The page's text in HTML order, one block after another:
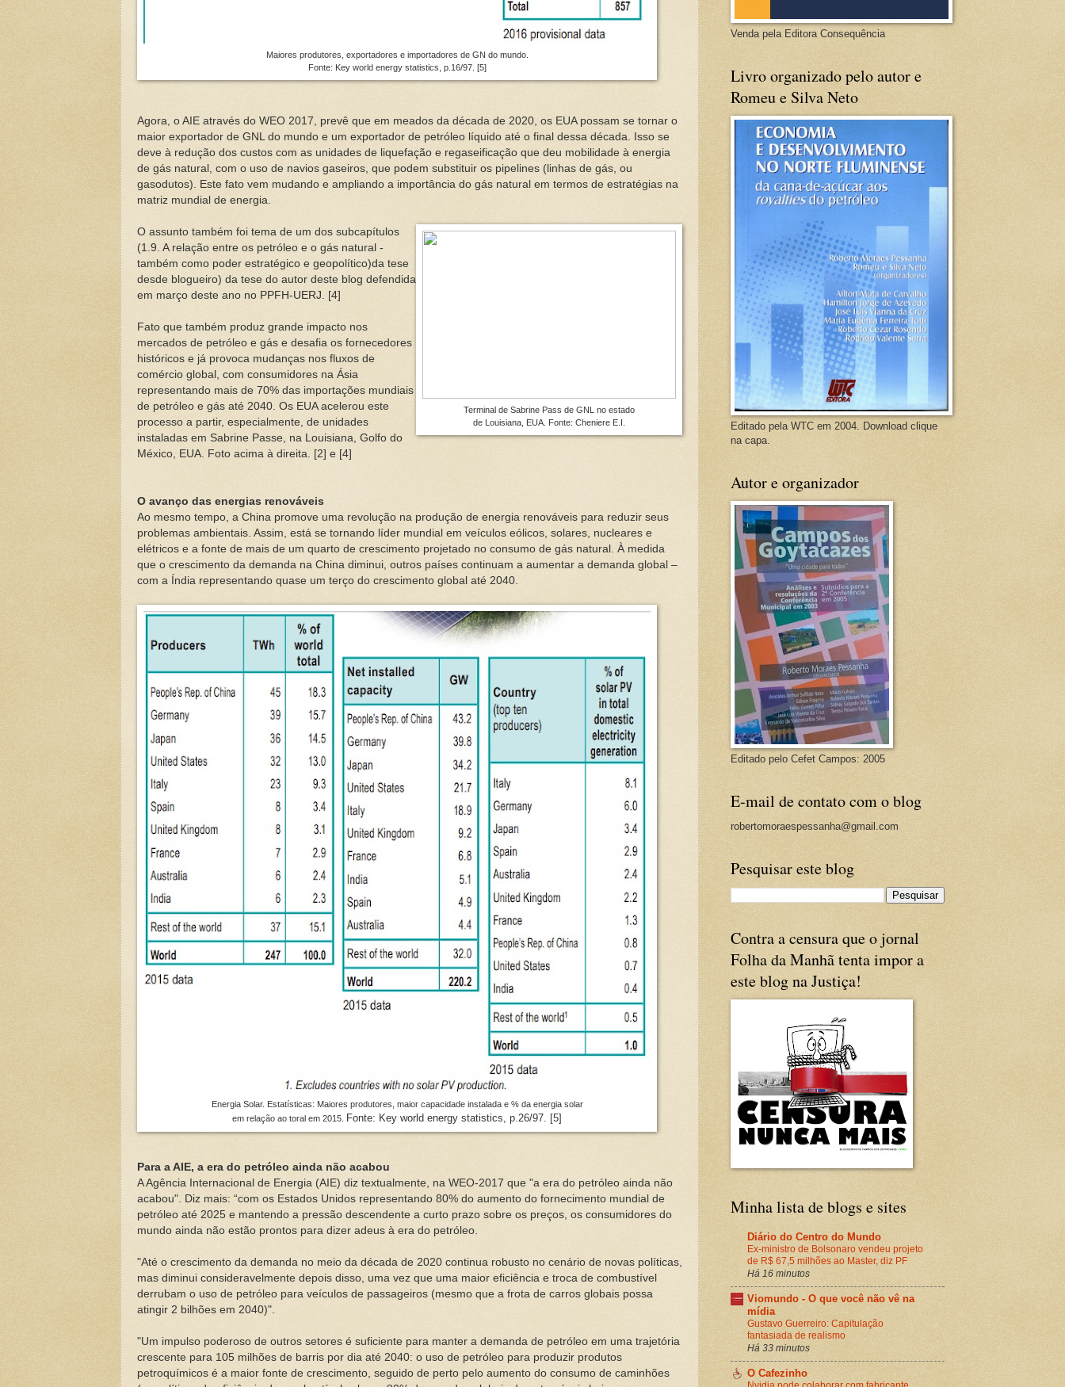
Maiores produtores, exportadores e importadores de GN do mundo.
Fonte: Key world energy statistics, p.16/97. [5]
Agora, o AIE através do WEO 2017, prevê que em meados da década de 2020, os EUA possam se tornar o
maior exportador de GNL do mundo e um exportador de petróleo líquido até o final dessa década. Isso se
deve à redução dos custos com as unidades de liquefação e regaseificação que deu mobilidade à energia
de gás natural, com o uso de navios gaseiros, que podem substituir os pipelines (linhas de gás, ou
gasodutos). Este fato vem mudando e ampliando a importância do gás natural em termos de estratégias na
matriz mundial de energia.
Terminal de Sabrine Pass de GNL no estado
de Louisiana, EUA. Fonte: Cheniere E.I.
O assunto também foi tema de um dos subcapítulos
(1.9. A relação entre os petróleo e o gás natural -
também como poder estratégico e geopolítico)da tese
desde blogueiro) da tese do autor deste blog defendida
em março deste ano no PPFH-UERJ. [4]
Fato que também produz grande impacto nos
mercados de petróleo e gás e desafia os fornecedores
históricos e já provoca mudanças nos fluxos de
comércio global, com consumidores na Ásia
representando mais de 70% das importações mundiais
de petróleo e gás até 2040. Os EUA acelerou este
processo a partir, especialmente, de unidades
instaladas em Sabrine Passe, na Louisiana, Golfo do
México, EUA. Foto acima à direita. [2] e [4]
O avanço das energias renováveis
Ao mesmo tempo, a China promove uma revolução na produção de energia renováveis para reduzir seus
problemas ambientais. Assim, está se tornando líder mundial em veículos eólicos, solares, nucleares e
elétricos e a fonte de mais de um quarto de crescimento projetado no consumo de gás natural. À medida
que o crescimento da demanda na China diminui, outros países continuam a aumentar a demanda global –
com a Índia representando quase um terço do crescimento global até 2040.
Energia Solar. Estatísticas: Maiores produtores, maior capacidade instalada e % da energia solar
em relação ao toral em 2015.
Fonte: Key world energy statistics, p.26/97. [5]
Para a AIE, a era do petróleo ainda não acabou
A Agência Internacional de Energia (AIE) diz textualmente, na WEO-2017 que "a era do petróleo ainda não
acabou". Diz mais: “com os Estados Unidos representando 80% do aumento do fornecimento mundial de
petróleo até 2025 e mantendo a pressão descendente a curto prazo sobre os preços, os consumidores do
mundo ainda não estão prontos para dizer adeus à era do petróleo.
"Até o crescimento da demanda no meio da década de 2020 continua robusto no cenário de novas políticas,
mas diminui consideravelmente depois disso, uma vez que uma maior eficiência e troca de combustível
derrubam o uso de petróleo para veículos de passageiros (mesmo que a frota de carros globais possa
atingir 2 bilhões em 2040)".
"Um impulso poderoso de outros setores é suficiente para manter a demanda de petróleo em uma trajetória
crescente para 105 milhões de barris por dia até 2040: o uso de petróleo para produzir produtos
petroquímicos é a maior fonte de crescimento, seguido de perto pelo aumento do consumo de caminhões
Venda pela Editora Consequência
Livro organizado pelo autor e
Romeu e Silva Neto
Editado pela WTC em 2004. Download clique
na capa.
Autor e organizador
Editado pelo Cefet Campos: 2005
E-mail de contato com o blog
robertomoraespessanha@gmail.com
Pesquisar este blog
Contra a censura que o jornal
Folha da Manhã tenta impor a
este blog na Justiça!
Minha lista de blogs e sites
Diário do Centro do Mundo
Ex-ministro de Bolsonaro vendeu projeto
de R$ 67,5 milhões ao Master, diz PF
Há 16 minutos
Viomundo - O que você não vê na
mídia
Gustavo Guerreiro: Capitulação
fantasiada de realismo
Há 33 minutos
O Cafezinho